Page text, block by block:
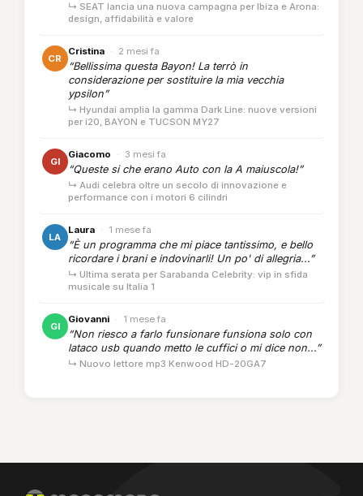
↳ SEAT lancia una nuova campagna per Ibiza e Arona:
design, affidabilità e valore
CR
Cristina · 2 mesi fa
“Bellissima questa Bayon! La terrò in
considerazione per sostituire la mia vecchia
ypsilon”
↳ Hyundai amplia la gamma Dark Line: nuove versioni
per i20, BAYON e TUCSON MY27
GI
Giacomo · 3 mesi fa
“Queste si che erano Auto con la A maiuscola!”
↳ Audi celebra oltre un secolo di innovazione e
performance con i motori 6 cilindri
LA
Laura · 1 mese fa
“È un programma che mi piace tantissimo, e bello
ricordare i brani e indovinarli! Un po' di allegria...”
↳ Ultima serata per Sarabanda Celebrity: vip in sfida
musicale su Italia 1
GI
Giovanni · 1 mese fa
“Non riesco a farlo funsionare funsiona solo con
lataco usb quando metto le cuffici o mi dice non...”
↳ Nuovo lettore mp3 Kenwood HD-20GA7